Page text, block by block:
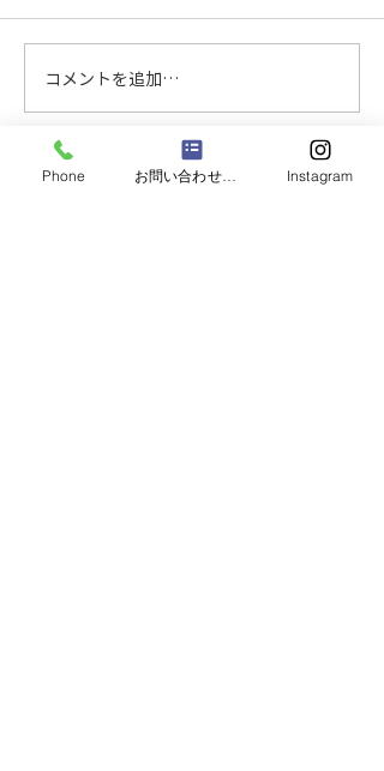
FB手摺製作中
コメントを追加…
Phone お問い合わせフォーム Instagram